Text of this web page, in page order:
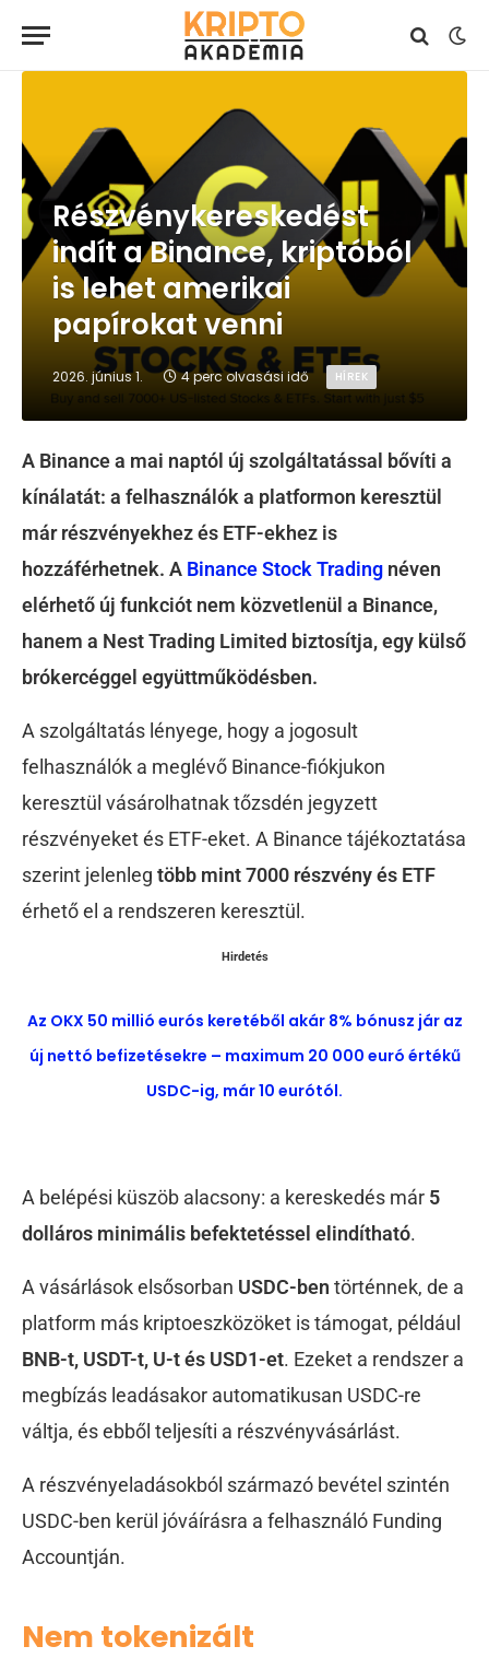
Részvénykereskedést
indít a Binance, kriptóból
is lehet amerikai
papírokat venni
2026. június 1. 4 perc olvasási idő HÍREK
A Binance a mai naptól új szolgáltatással bővíti a
kínálatát: a felhasználók a platformon keresztül
már részvényekhez és ETF-ekhez is
hozzáférhetnek. A Binance Stock Trading néven
elérhető új funkciót nem közvetlenül a Binance,
hanem a Nest Trading Limited biztosítja, egy külső
brókercéggel együttműködésben.
A szolgáltatás lényege, hogy a jogosult
felhasználók a meglévő Binance-fiókjukon
keresztül vásárolhatnak tőzsdén jegyzett
részvényeket és ETF-eket. A Binance tájékoztatása
szerint jelenleg több mint 7000 részvény és ETF
érhető el a rendszeren keresztül.
Hirdetés
Az OKX 50 millió eurós keretéből akár 8% bónusz jár az
új nettó befizetésekre – maximum 20 000 euró értékű
USDC-ig, már 10 eurótól.
A belépési küszöb alacsony: a kereskedés már 5
dolláros minimális befektetéssel elindítható.
A vásárlások elsősorban USDC-ben történnek, de a
platform más kriptoeszközöket is támogat, például
BNB-t, USDT-t, U-t és USD1-et. Ezeket a rendszer a
megbízás leadásakor automatikusan USDC-re
váltja, és ebből teljesíti a részvényvásárlást.
A részvényeladásokból származó bevétel szintén
USDC-ben kerül jóváírásra a felhasználó Funding
Accountján.
Nem tokenizált